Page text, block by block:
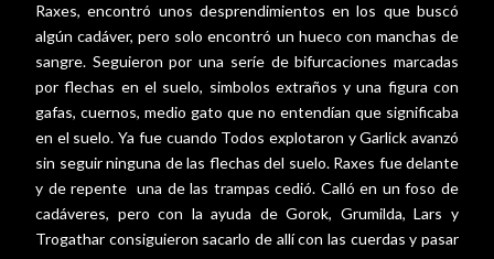
Raxes, encontró unos desprendimientos en los que buscó
algún cadáver, pero solo encontró un hueco con manchas de
sangre. Seguieron por una seríe de bifurcaciones marcadas
por flechas en el suelo, simbolos extraños y una figura con
gafas, cuernos, medio gato que no entendían que significaba
en el suelo. Ya fue cuando Todos explotaron y Garlick avanzó
sin seguir ninguna de las flechas del suelo. Raxes fue delante
y de repente una de las trampas cedió. Calló en un foso de
cadáveres, pero con la ayuda de Gorok, Grumilda, Lars y
Trogathar consiguieron sacarlo de allí con las cuerdas y pasar